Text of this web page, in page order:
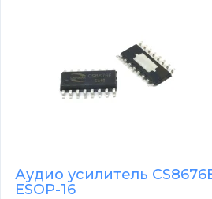
Аудио усилитель
ESOP-16